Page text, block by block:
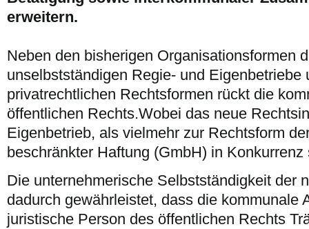
erweitern.
Neben den bisherigen Organisationsformen
unselbstständigen Regie- und Eigenbetriebe
privatrechtlichen Rechtsformen rückt die
öffentlichen Rechts.Wobei das neue
Eigenbetrieb, als vielmehr zur Rechtsform
beschränkter Haftung (GmbH) in Konkurrenz
Die unternehmerische Selbstständigkeit der
dadurch gewährleistet, dass die kommunale
juristische Person des öffentlichen Rechts